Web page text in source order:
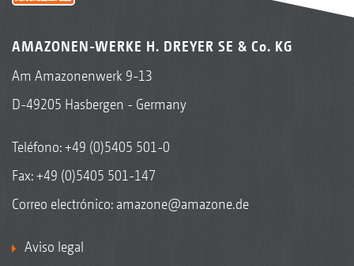
AMAZONEN-WERKE H. DREYER SE & Co. KG
Am Amazonenwerk 9-13
D-49205 Hasbergen - Germany
Teléfono:+49 (0)5405 501-0
Fax: +49 (0)5405 501-147
Correo electrónico: amazone@amazone.de
Aviso legal